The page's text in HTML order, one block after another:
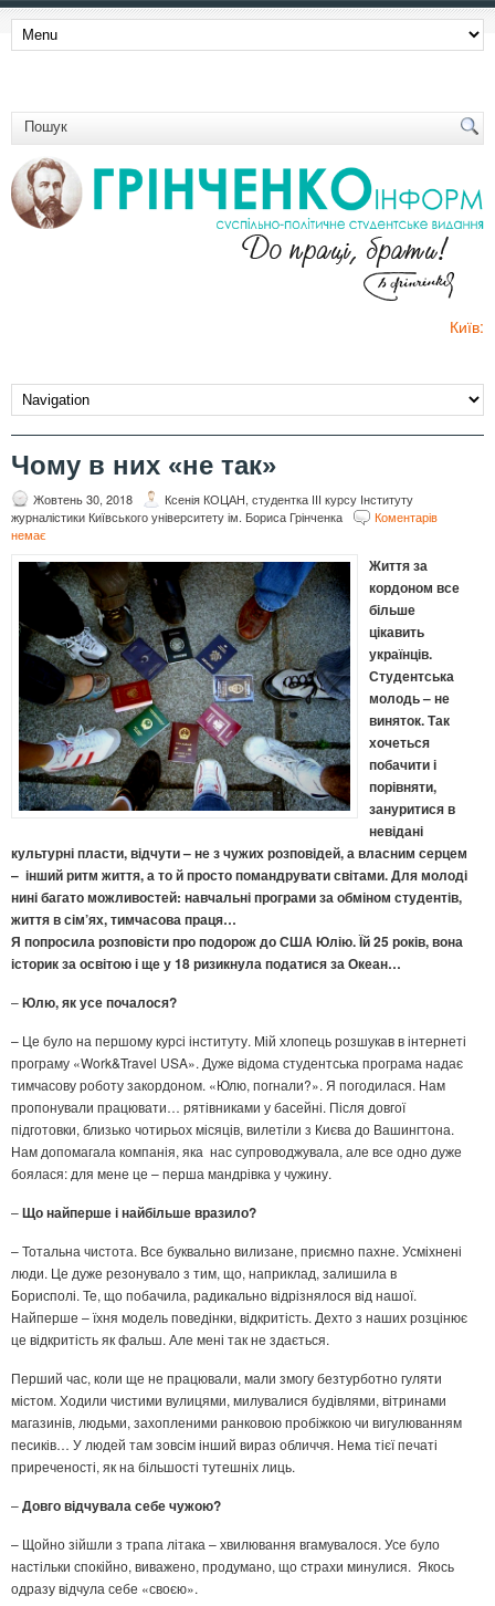
Київ:
Чому в них «не так»
Жовтень 30, 2018
Ксенія КОЦАН, студентка ІІІ курсу Інституту
журналістики Київського університету ім. Бориса Грінченка
Коментарів
немає
Життя за
кордоном все
більше
цікавить
українців.
Студентська
молодь – не
виняток. Так
хочеться
побачити і
порівняти,
зануритися в
невідані
культурні пласти, відчути – не з чужих розповідей, а власним серцем
– інший ритм життя, а то й просто помандрувати світами. Для молоді
нині багато можливостей: навчальні програми за обміном студентів,
життя в сім’ях, тимчасова праця…
Я попросила розповісти про подорож до США Юлію. Їй 25 років, вона
історик за освітою і ще у 18 ризикнула податися за Океан…
–Юлю, як усе почалося?
– Це було на першому курсі інституту. Мій хлопець розшукав в інтернеті
програму «Work&Travel USA». Дуже відома студентська програма надає
тимчасову роботу закордоном. «Юлю, погнали?». Я погодилася. Нам
пропонували працювати… рятівниками у басейні. Після довгої
підготовки, близько чотирьох місяців, вилетіли з Києва до Вашингтона.
Нам допомагала компанія, яка нас супроводжувала, але все одно дуже
боялася: для мене це – перша мандрівка у чужину.
–Що найперше і найбільше вразило?
– Тотальна чистота. Все буквально вилизане, приємно пахне. Усміхнені
люди. Це дуже резонувало з тим, що, наприклад, залишила в
Борисполі. Те, що побачила, радикально відрізнялося від нашої.
Найперше – їхня модель поведінки, відкритість. Дехто з наших розцінює
це відкритість як фальш. Але мені так не здається.
Перший час, коли ще не працювали, мали змогу безтурботно гуляти
містом. Ходили чистими вулицями, милувалися будівлями, вітринами
магазинів, людьми, захопленими ранковою пробіжкою чи вигулюванням
песиків… У людей там зовсім інший вираз обличчя. Нема тієї печаті
приреченості, як на більшості тутешніх лиць.
–Довго відчувала себе чужою?
– Щойно зійшли з трапа літака – хвилювання вгамувалося. Усе було
настільки спокійно, виважено, продумано, що страхи минулися. Якось
одразу відчула себе «своєю».